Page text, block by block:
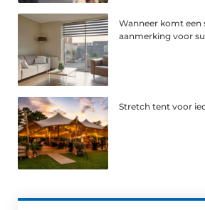
Wanneer komt een
aanmerking voor
Stretch tent voor